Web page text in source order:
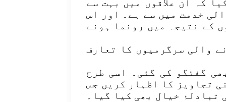
کہ ان علاقوں میں بہت سے
خدمت میں سے ہے۔ اور اس
کے نتیجہ میں رونما ہونے
والی سرگرمیوں کا تعارف
گفتگو کی گئی۔ اسی طرح
تجاویز کا اظہار کریں جس
خیال بھی کیا گیا۔